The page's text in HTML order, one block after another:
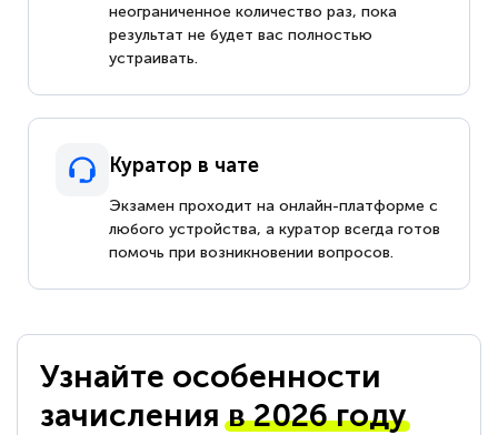
неограниченное количество раз, пока
результат не будет вас полностью
устраивать.
Куратор в чате
Экзамен проходит на онлайн-платформе с
любого устройства, а куратор всегда готов
помочь при возникновении вопросов.
Узнайте особенности
зачисленияв 2026 году